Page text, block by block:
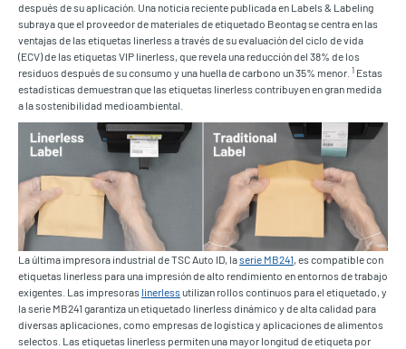
después de su aplicación. Una noticia reciente publicada en Labels & Labeling
subraya que el proveedor de materiales de etiquetado Beontag se centra en las
ventajas de las etiquetas linerless a través de su evaluación del ciclo de vida
(ECV) de las etiquetas VIP linerless, que revela una reducción del 38% de los
residuos después de su consumo y una huella de carbono un 35% menor. 1 Estas
estadísticas demuestran que las etiquetas linerless contribuyen en gran medida
a la sostenibilidad medioambiental.
La última impresora industrial de TSC Auto ID, laserie MB241 , es compatible con
etiquetas linerless para una impresión de alto rendimiento en entornos de trabajo
exigentes. Las impresoras linerless utilizan rollos continuos para el etiquetado, y
la serie MB241 garantiza un etiquetado linerless dinámico y de alta calidad para
diversas aplicaciones, como empresas de logística y aplicaciones de alimentos
selectos. Las etiquetas linerless permiten una mayor longitud de etiqueta por